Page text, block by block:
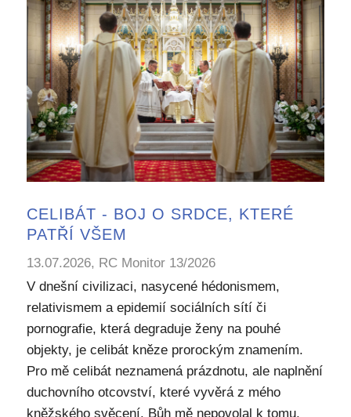
CELIBÁT - BOJ O SRDCE, KTERÉ
PATŘÍ VŠEM
13.07.2026, RC Monitor 13/2026
V dnešní civilizaci, nasycené hédonismem,
relativismem a epidemií sociálních sítí či
pornografie, která degraduje ženy na pouhé
objekty, je celibát kněze prorockým znamením.
Pro mě celibát neznamená prázdnotu, ale naplnění
duchovního otcovství, které vyvěrá z mého
kněžského svěcení. Bůh mě nepovolal k tomu,